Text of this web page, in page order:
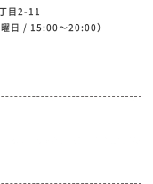
目2-11
日 / 15:00～20:00）